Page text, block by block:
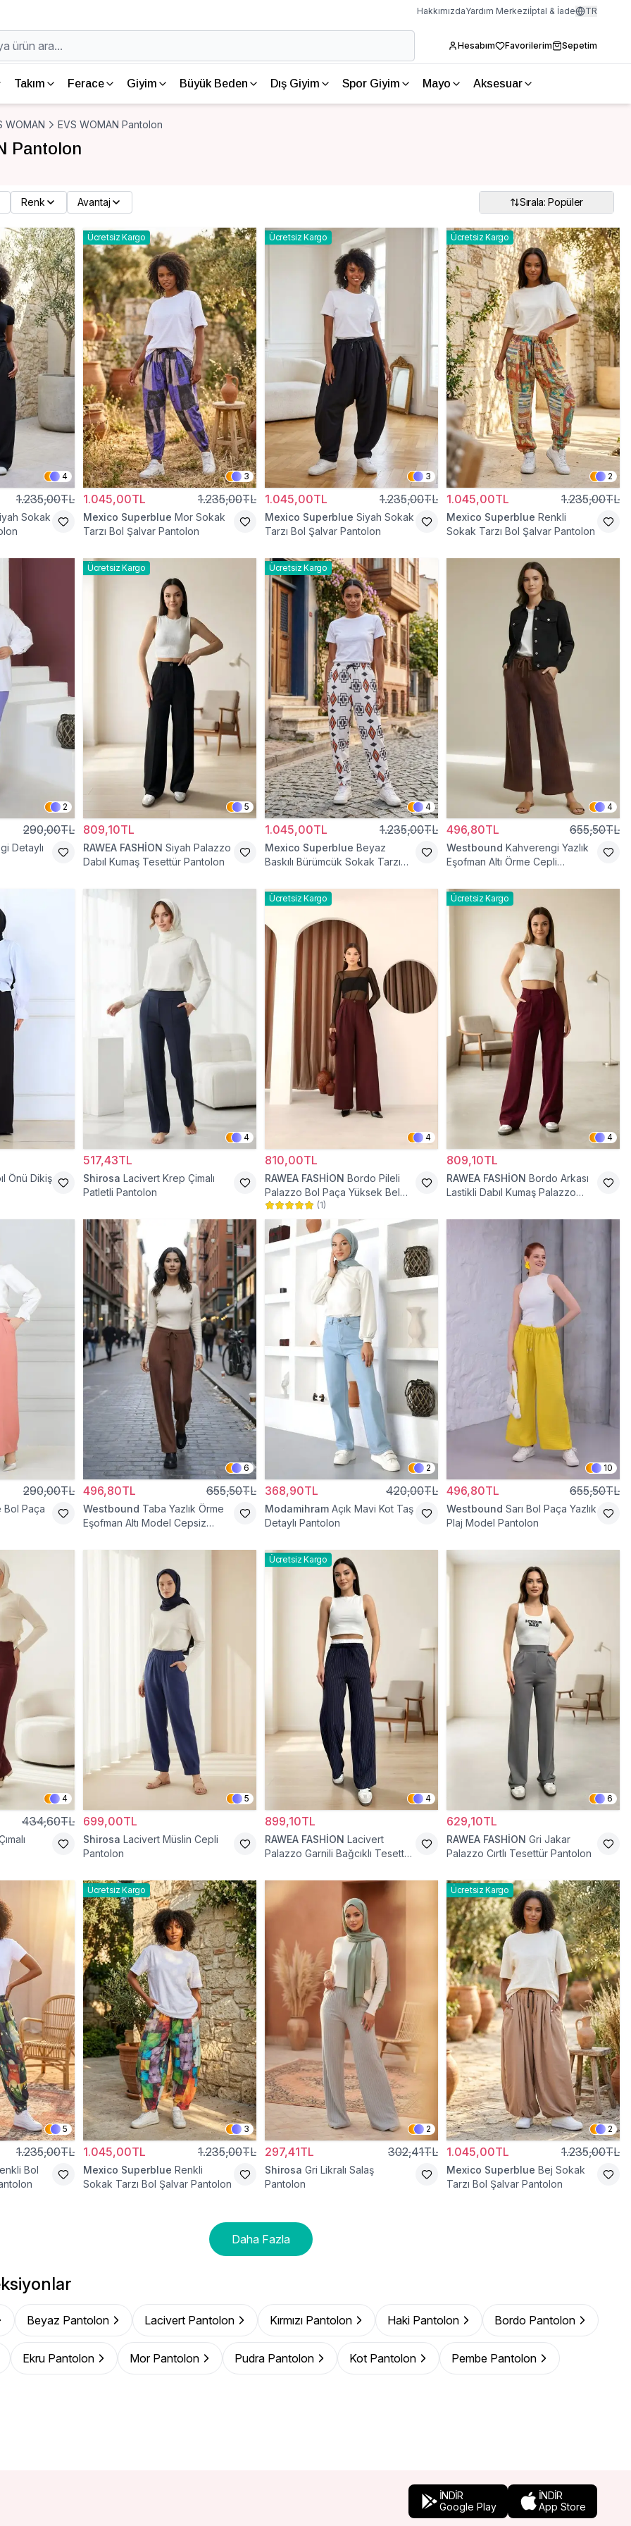
HakkımızdaYardım Merkeziİptal & İade TR
Hesabım Favorilerim Sepetim
Takım Ferace Giyim Büyük Beden Dış Giyim Spor Giyim Mayo Aksesuar
WOMAN EVS WOMAN Pantolon
Pantolon
Renk Avantaj Sırala: Popüler
4
1.235,00TL
Sokak
Ücretsiz Kargo
3
1.045,00TL 1.235,00TL
Mexico Superblue Mor Sokak
Tarzı Bol Şalvar Pantolon
Ücretsiz Kargo
3
1.045,00TL 1.235,00TL
Mexico Superblue Siyah Sokak
Tarzı Bol Şalvar Pantolon
Ücretsiz Kargo
2
1.045,00TL 1.235,00TL
Mexico Superblue Renkli
Sokak Tarzı Bol Şalvar Pantolon
2
290,00TL
Detaylı
Ücretsiz Kargo
5
809,10TL
RAWEA FASHİON Siyah Palazzo
Dabıl Kumaş Tesettür Pantolon
Ücretsiz Kargo
4
1.045,00TL 1.235,00TL
Mexico Superblue Beyaz
Baskılı Bürümcük Sokak Tarzı
4
496,80TL 655,50TL
Westbound Kahverengi Yazlık
Eşofman Altı Örme Cepli
Önü Dikiş
4
517,43TL
Shirosa Lacivert Krep Çimalı
Patletli Pantolon
Ücretsiz Kargo
4
810,00TL
RAWEA FASHİON Bordo Pileli
Palazzo Bol Paça Yüksek Bel
Tesettür Pantolon
(1)
Ücretsiz Kargo
4
809,10TL
RAWEA FASHİON Bordo Arkası
Lastikli Dabıl Kumaş Palazzo
290,00TL
Bol Paça
6
496,80TL 655,50TL
Westbound Taba Yazlık Örme
Eşofman Altı Model Cepsiz
2
368,90TL 420,00TL
Modamihram Açık Mavi Kot Taş
Detaylı Pantolon
10
496,80TL 655,50TL
Westbound Sarı Bol Paça Yazlık
Plaj Model Pantolon
4
434,60TL
5
699,00TL
Shirosa Lacivert Müslin Cepli
Pantolon
Ücretsiz Kargo
4
899,10TL
RAWEA FASHİON Lacivert
Palazzo Garnili Bağcıklı Tesettür
6
629,10TL
RAWEA FASHİON Gri Jakar
Palazzo Cırtlı Tesettür Pantolon
5
1.235,00TL
Bol
Ücretsiz Kargo
3
1.045,00TL 1.235,00TL
Mexico Superblue Renkli
Sokak Tarzı Bol Şalvar Pantolon
2
297,41TL 302,41TL
Shirosa Gri Likralı Salaş
Pantolon
Ücretsiz Kargo
2
1.045,00TL 1.235,00TL
Mexico Superblue Bej Sokak
Tarzı Bol Şalvar Pantolon
Daha Fazla
Beyaz Pantolon Lacivert Pantolon Kırmızı Pantolon Haki Pantolon Bordo Pantolon
Ekru Pantolon Mor Pantolon Pudra Pantolon Kot Pantolon Pembe Pantolon
İNDİR
Google Play
İNDİR
App Store